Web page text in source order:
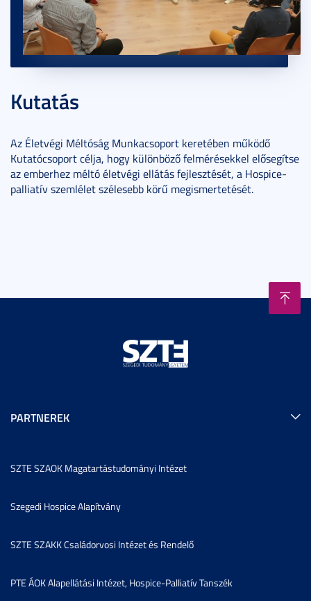
Kutatás
Az Életvégi Méltóság Munkacsoport keretében működő
Kutatócsoport célja, hogy különböző felmérésekkel elősegítse
az emberhez méltó életvégi ellátás fejlesztését, a Hospice-
palliatív szemlélet szélesebb körű megismertetését.
PARTNEREK
SZTE SZAOK Magatartástudományi Intézet
Szegedi Hospice Alapítvány
SZTE SZAKK Családorvosi Intézet és Rendelő
PTE ÁOK Alapellátási Intézet, Hospice-Palliatív Tanszék